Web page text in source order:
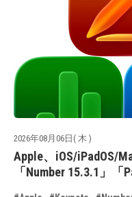
2026年08月06日( 木 )
Apple、iOS/iPadOS/
「Number 15.3.1」